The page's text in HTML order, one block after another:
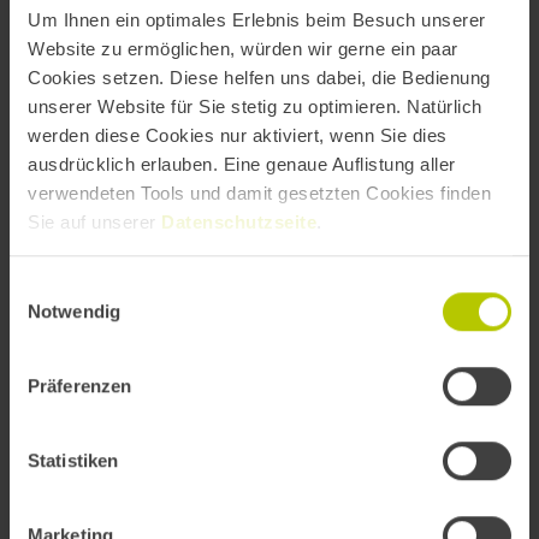
Um Ihnen ein optimales Erlebnis beim Besuch unserer
Website zu ermöglichen, würden wir gerne ein paar
Cookies setzen. Diese helfen uns dabei, die Bedienung
unserer Website für Sie stetig zu optimieren. Natürlich
werden diese Cookies nur aktiviert, wenn Sie dies
ausdrücklich erlauben. Eine genaue Auflistung aller
verwendeten Tools und damit gesetzten Cookies finden
Sie auf unserer Datenschutzseite
Notwendig
Präferenzen
Statistiken
verlieren: Aufbauend auf Wissen, Werten und
Lernbereitschaft integrieren Sie neue Technologien als
Turbolader.
KREIEREN -Durch Mut und Zukunftsskills Exzellenz
schaffen: Erst in der smarten Nutzung Ihres neuen
digitalen Maschinenparks kreieren Sie
Außergewöhnliches, das den Wettbewerb in den
Mehr Informationen zum detaillierten Programm:
https://bvik.org/tag-der-industriekommunikation-
https://bvik.org/tag-der-